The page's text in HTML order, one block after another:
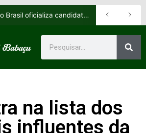
candidatos e reafirma apoio a Orleans Brandão ao Governo do Maranhão
na lista dos
influentes da